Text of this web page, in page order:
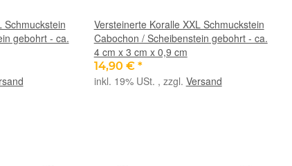
Schmuckstein
gebohrt - ca.
Versteinerte Koralle XXL Schmuckstein
Cabochon / Scheibenstein gebohrt - ca.
4 cm x 3 cm x 0,9 cm
14,90 € *
inkl. 19% USt. , zzgl. Versand